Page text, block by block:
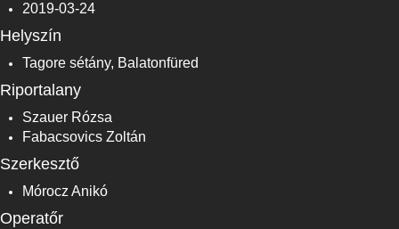
2019-03-24
Helyszín
Tagore sétány, Balatonfüred
Riportalany
Szauer Rózsa
Fabacsovics Zoltán
Szerkesztő
Mórocz Anikó
Operatőr